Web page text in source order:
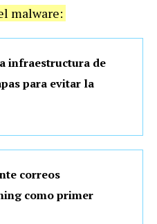
malware:
infraestructura de
para evitar la
correos
como primer